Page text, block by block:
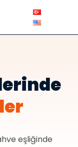
eşliğinde